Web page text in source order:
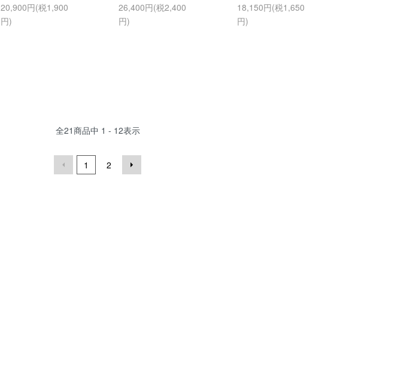
20,900円(税1,900
円)
26,400円(税2,400
円)
18,150円(税1,650
円)
全21商品中 1 - 12表示
1 2